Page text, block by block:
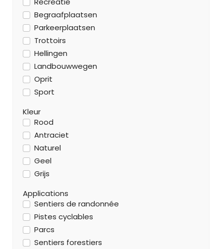
Begraafplaatsen
Parkeerplaatsen
Trottoirs
Hellingen
Landbouwwegen
Oprit
Sport
Kleur
Rood
Antraciet
Naturel
Geel
Grijs
Applications
Sentiers de randonnée
Pistes cyclables
Parcs
Sentiers forestiers